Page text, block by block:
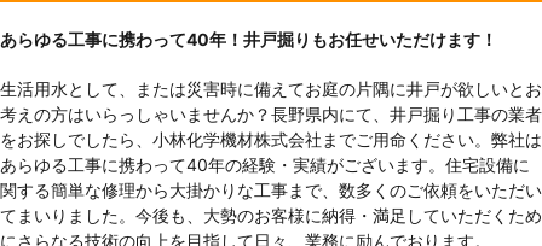
あらゆる工事に携わって40年！井戸掘りもお任せいただけます！
生活用水として、または災害時に備えてお庭の片隅に井戸が欲しいとお
考えの方はいらっしゃいませんか？長野県内にて、井戸掘り工事の業者
をお探しでしたら、小林化学機材株式会社までご用命ください。弊社は
あらゆる工事に携わって40年の経験・実績がございます。住宅設備に
関する簡単な修理から大掛かりな工事まで、数多くのご依頼をいただい
てまいりました。今後も、大勢のお客様に納得・満足していただくため
にさらなる技術の向上を目指して日々、業務に励んでおります。